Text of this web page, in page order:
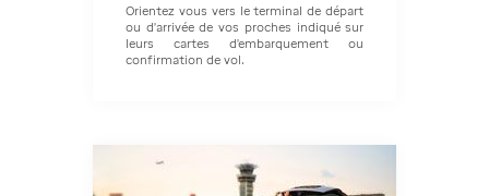
Orientez vous vers le terminal de départ
ou d'arrivée de vos proches indiqué sur
leurs cartes d'embarquement ou